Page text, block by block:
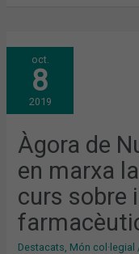
oct.
8
2019
Àgora de
en marxa
curs sobre
Destacats, Món col·legial
ÀGORA
DE
NUTRICIÓ
I
SALUT
POSA
EN
PRIMERA
EDICIÓ
DEL
CURS
INTERVENCIÓ
FARMACÈUTICA
EN
DISFÀGIA